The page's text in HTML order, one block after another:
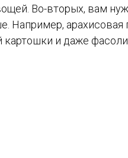
Во-вторых, вам
Например, арахисовая
картошки и даже